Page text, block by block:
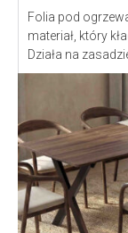
Folia pod
materiał, który
Działa na